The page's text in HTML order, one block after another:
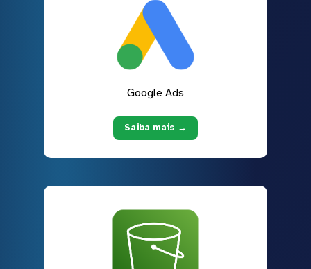
Google Ads
Saiba mais →